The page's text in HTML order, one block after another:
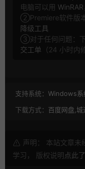
电脑可以用 WinRAR
②Premiere软件版
降级工具
③对于任何问题：
交工单 （24 小时内
支持系统： Windows系
下载方式： 百度网盘,
声明： 本站文章未
学习， 版权说明点此